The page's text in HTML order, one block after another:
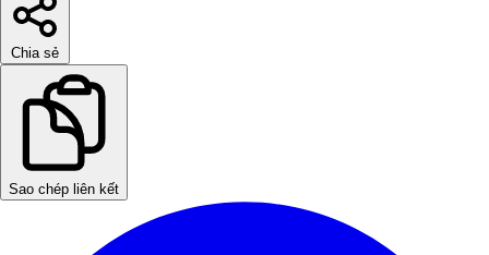
Chia sẻ
Sao chép liên kết